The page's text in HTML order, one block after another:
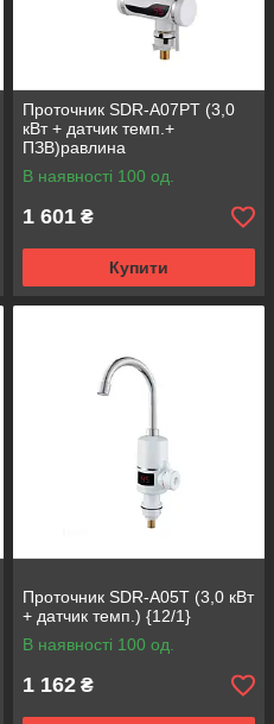
Проточник SDR-A07PT (3,0
кВт + датчик темп.+
ПЗВ)равлина
В наявності 100 од.
1 601 ₴
Купити
Проточник SDR-A05T (3,0 кВт
+ датчик темп.) {12/1}
В наявності 100 од.
1 162 ₴